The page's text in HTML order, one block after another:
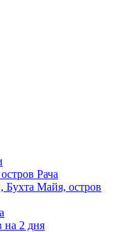
Рача
Майя, остров
на 2 дня